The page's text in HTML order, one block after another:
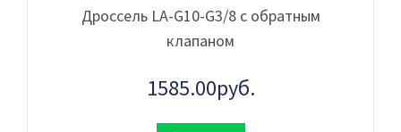
Дроссель LA-G10-G3/8 с обратным
клапаном
1585.00руб.